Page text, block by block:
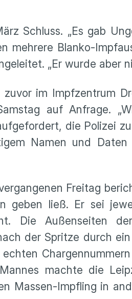
Schluss. „Es gab
mehrere Blanko-
„Er wurde aber
im Impfzentrum
auf Anfrage.
die Polizei
Namen und
Freitag
geben ließ. Er sei
Die Außenseiten
der Spritze durch
machte die
Massen-Impfling in